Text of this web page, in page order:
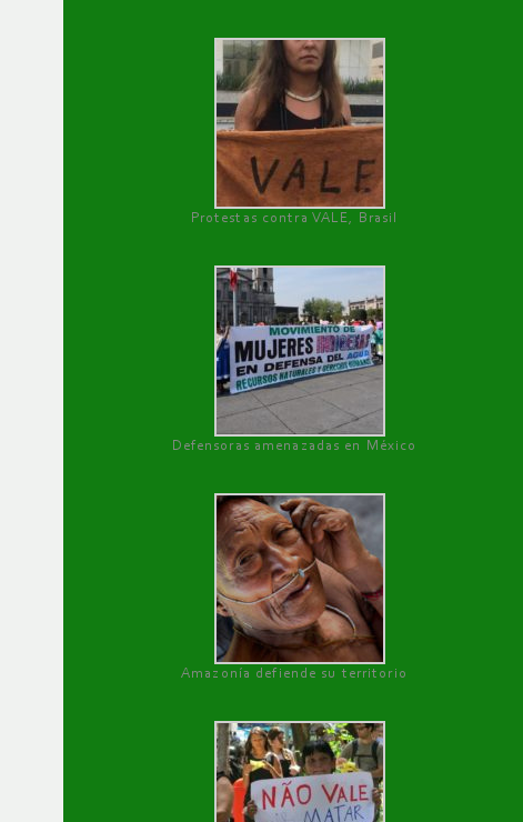
Protestas contra VALE, Brasil
Defensoras amenazadas en México
Amazonía defiende su territorio